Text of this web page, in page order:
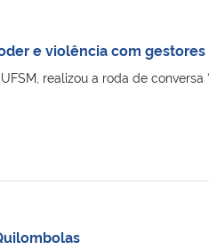
e violência com gestores
realizou a roda de conversa